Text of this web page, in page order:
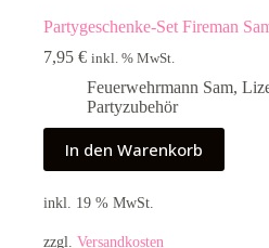
Partygeschenke-Set Fireman
7,95 € inkl. % MwSt.
Feuerwehrmann Sam,
Partyzubehör
In den Warenkorb
inkl. 19 % MwSt.
zzgl. Versandkosten